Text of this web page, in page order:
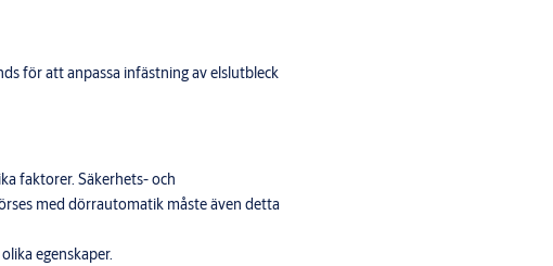
för att anpassa infästning av elslutbleck
faktorer. Säkerhets- och
med dörrautomatik måste även detta
egenskaper.